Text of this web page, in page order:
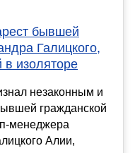
бывшей
Галицкого,
в изоляторе
незаконным и
гражданской
менеджера
Алии,